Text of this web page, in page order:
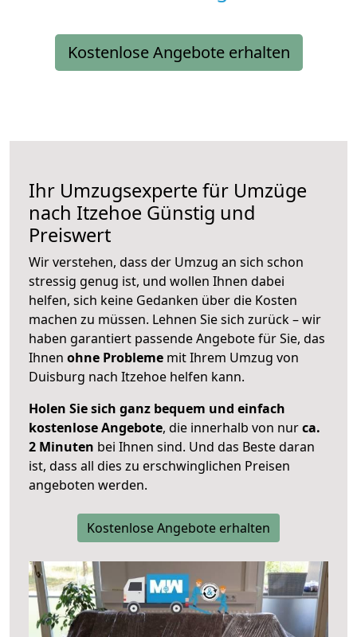
Kostenlose Angebote erhalten
Ihr Umzugsexperte für Umzüge
nach Itzehoe Günstig und
Preiswert
Wir verstehen, dass der Umzug an sich schon
stressig genug ist, und wollen Ihnen dabei
helfen, sich keine Gedanken über die Kosten
machen zu müssen. Lehnen Sie sich zurück – wir
haben garantiert passende Angebote für Sie, das
Ihnen ohne Probleme mit Ihrem Umzug von
Duisburg nach Itzehoe helfen kann.
Holen Sie sich ganz bequem und einfach
kostenlose Angebote, die innerhalb von nurca.
2 Minuten bei Ihnen sind. Und das Beste daran
ist, dass all dies zu erschwinglichen Preisen
angeboten werden.
Kostenlose Angebote erhalten